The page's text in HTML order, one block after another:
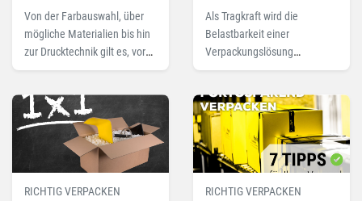
Von der Farbauswahl, über
mögliche Materialien bis hin
zur Drucktechnik gilt es, vorab
einige wichtige Fragen zu
sind und welche
Informationen wir von Ihnen
für ein optimales
Druckergebnis benötigen,
haben wir hier für Sie
zusammengefasst.
Als Tragkraft wird die
Belastbarkeit einer
Verpackungslösung
bezeichnet, meistens bei
zu dem Fachbegriff Tragkraft.
RICHTIG VERPACKEN RICHTIG VERPACKEN